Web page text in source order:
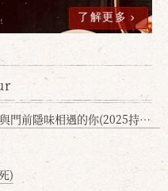
了解更多
隱味相遇的你(2025持續更新
)